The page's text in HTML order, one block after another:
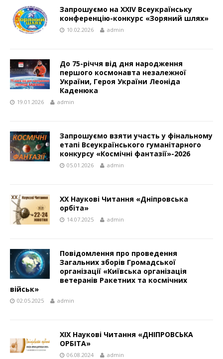
Запрошуємо на ХХІV Всеукраїнську
конференцію-конкурс «Зоряний шлях»
10.02.2026 admin
До 75-річчя від дня народження
першого космонавта незалежної
України, Героя України Леоніда
Каденюка
19.01.2026 admin
Запрошуємо взяти участь у фінальному
етапі Всеукраїнського гуманітарного
конкурсу «Космічні фантазії»-2026
05.01.2026 admin
XX Наукові Читання «Дніпровська
орбіта»
14.07.2025 admin
Повідомлення про проведення
Загальних зборів Громадської
організації «Київська організація
ветеранів Ракетних та космічних
військ»
02.05.2025 admin
ХІХ Наукові Читання «ДНІПРОВСЬКА
ОРБІТА»
06.08.2024 admin